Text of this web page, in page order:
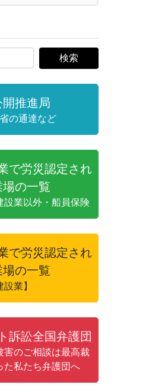
推進局
の通達など
で労災認定され
場の一覧
設業以外・船員保険
で労災認定され
場の一覧
設業】
訴訟全国弁護団
害のご相談は最高裁
た私たち弁護団へ